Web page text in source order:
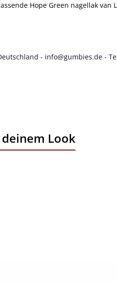
Hope Green nagellak van
- info@gumbies.de -
deinem Look